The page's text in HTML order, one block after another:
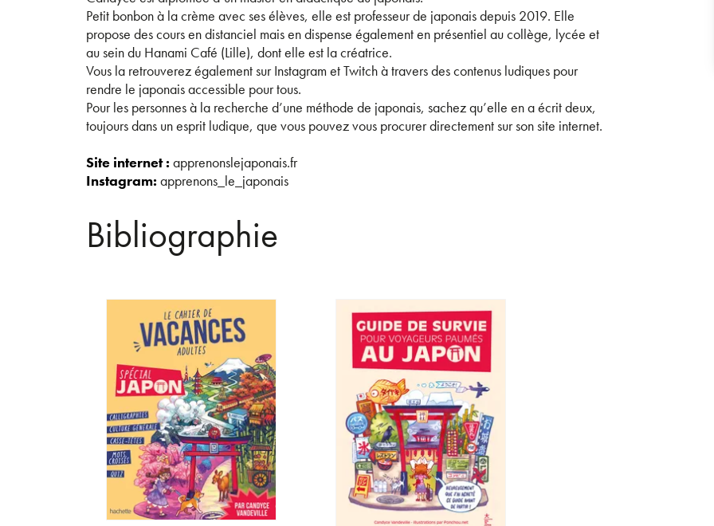
Petit bonbon à la crème avec ses élèves, elle est professeur de japonais depuis 2019. Elle
propose des cours en distanciel mais en dispense également en présentiel au collège, lycée et
au sein du Hanami Café (Lille), dont elle est la créatrice.
Vous la retrouverez également sur Instagram et Twitch à travers des contenus ludiques pour
rendre le japonais accessible pour tous.
Pour les personnes à la recherche d’une méthode de japonais, sachez qu’elle en a écrit deux,
toujours dans un esprit ludique, que vous pouvez vous procurer directement sur son site internet.
Site internet : apprenonslejaponais.fr
Instagram: apprenons_le_japonais
Bibliographie